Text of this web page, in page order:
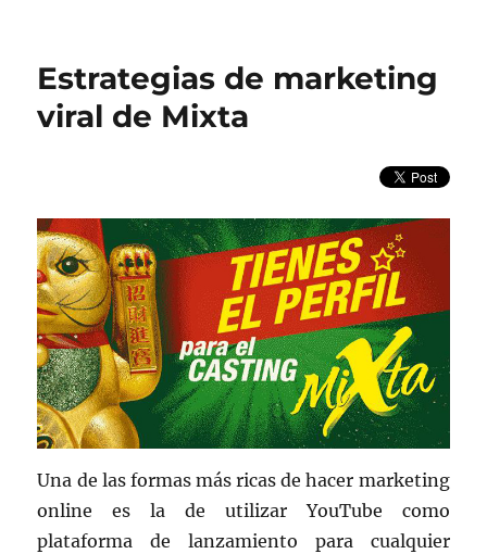
Estrategias de marketing
viral de Mixta
Una de las formas más ricas de hacer marketing
online es la de utilizar YouTube como
plataforma de lanzamiento para cualquier